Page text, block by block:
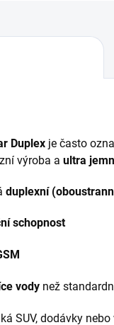
Duplex je často
výroba a ultra
duplexní
schopnost
vody než
SUV, dodávky